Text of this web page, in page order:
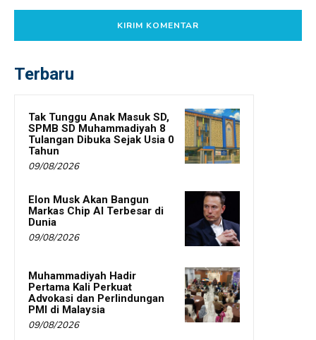
Terbaru
Tak Tunggu Anak Masuk SD,
SPMB SD Muhammadiyah 8
Tulangan Dibuka Sejak Usia 0
Tahun
09/08/2026
Elon Musk Akan Bangun
Markas Chip AI Terbesar di
Dunia
09/08/2026
Muhammadiyah Hadir
Pertama Kali Perkuat
Advokasi dan Perlindungan
PMI di Malaysia
09/08/2026